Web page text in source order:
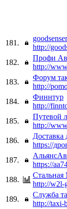
181.
http://
182.
Профи
http://
183.
Форум
http://
184.
Финнтур
http://
185.
Путевой
http://
186.
Доставка
https://
187.
https://
188.
http://w2l-
189.
Служба
http://taxi-